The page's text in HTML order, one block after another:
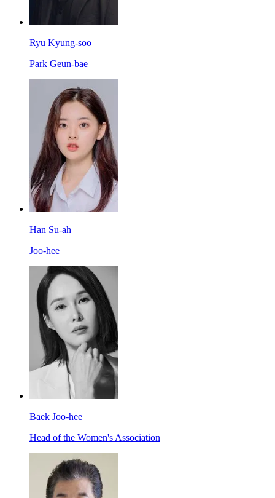
Ryu Kyung-soo
Park Geun-bae
Han Su-ah
Joo-hee
Baek Joo-hee
Head of the Women's Association